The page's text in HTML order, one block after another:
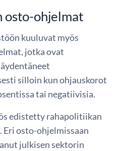
osto-ohjelmat
kuuluvat myös
jotka ovat
silloin kun ohjauskorot
tai negatiivisia.
edistetty rahapolitiikan
osto-ohjelmissaan
julkisen sektorin